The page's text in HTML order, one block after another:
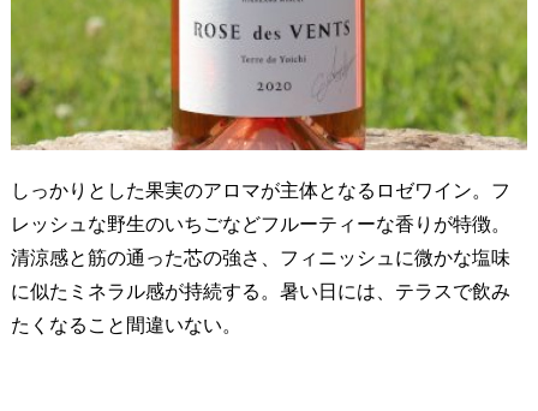
しっかりとした果実のアロマが主体となるロゼワイン。フ
レッシュな野生のいちごなどフルーティーな香りが特徴。
清涼感と筋の通った芯の強さ、フィニッシュに微かな塩味
に似たミネラル感が持続する。暑い日には、テラスで飲み
たくなること間違いない。